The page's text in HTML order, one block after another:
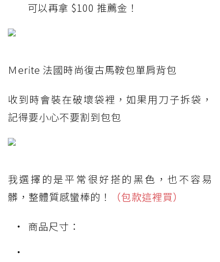
可以再拿 $100 推薦金！
Ｍerite 法國時尚復古馬鞍包單肩背包
收到時會裝在破壞袋裡，如果用刀子拆袋，
記得要小心不要割到包包
我選擇的是平常很好搭的黑色，也不容易
髒，整體質感蠻棒的！
（包款這裡買）
商品尺寸：